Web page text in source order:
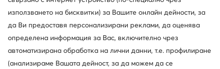
използването на бисквитки) за Вашите онлайн дейности, за
да Ви предоставя персонализирани реклами, да оценява
определена информация за Вас, включително чрез
автоматизирана обработка на лични данни, т.е. профилиране
(анализираме Вашата дейност, за да можем да се